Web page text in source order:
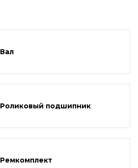
Вал
Роликовый подшипник
Ремкомплект